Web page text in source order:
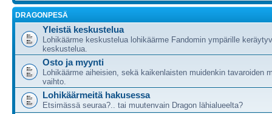
DRAGONPESÄ
Yleistä keskustelua
Lohikäärme keskustelua lohikäärme Fandomin ympärille
keskustelua.
Osto ja myynti
Lohikäärme aiheisien, sekä kaikenlaisten muidenkin tavaroiden
vaihto.
Lohikäärmeitä hakusessa
Etsimässä seuraa?.. tai muutenvain Dragon lähialueelta?